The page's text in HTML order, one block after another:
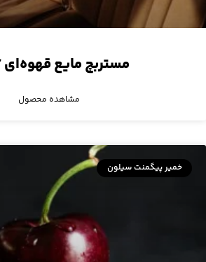
مستربچ مایع قهوه‌ای ۴۱۴۷
مشاهده محصول
خمیر پیگمنت سیلون